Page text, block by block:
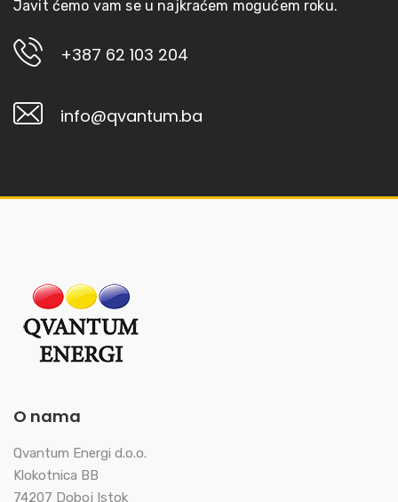
Javit ćemo vam se u najkraćem mogućem roku.
+387 62 103 204
info@qvantum.ba
O nama
Qvantum Energi d.o.o.
Klokotnica BB
74207 Doboj Istok